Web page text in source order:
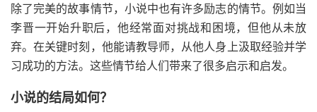
除了完美的故事情节，小说中也有许多励志的情节。例如当
李晋一开始升职后，他经常面对挑战和困境，但他从未放
弃。在关键时刻，他能请教导师，从他人身上汲取经验并学
习成功的方法。这些情节给人们带来了很多启示和启发。
小说的结局如何？